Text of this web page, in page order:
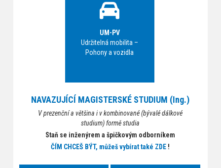
UM-PV
Udržitelná mobilita –
Pohony a vozidla
NAVAZUJÍCÍ MAGISTERSKÉ STUDIUM (Ing.)
V prezenční a většina i v kombinované (bývalé dálkové
studium) formě studia
Staň se inženýrem a špičkovým odborníkem
ČÍM CHCEŠ BÝT, můžeš vybírat také ZDE !